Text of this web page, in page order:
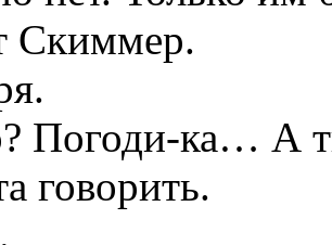
Скиммер.
Погоди-ка… А
говорить.